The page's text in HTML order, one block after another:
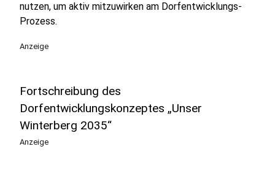
nutzen, um aktiv mitzuwirken am Dorfentwicklungs-
Prozess.
Anzeige
Fortschreibung des
Dorfentwicklungskonzeptes „Unser
Winterberg 2035“
Anzeige